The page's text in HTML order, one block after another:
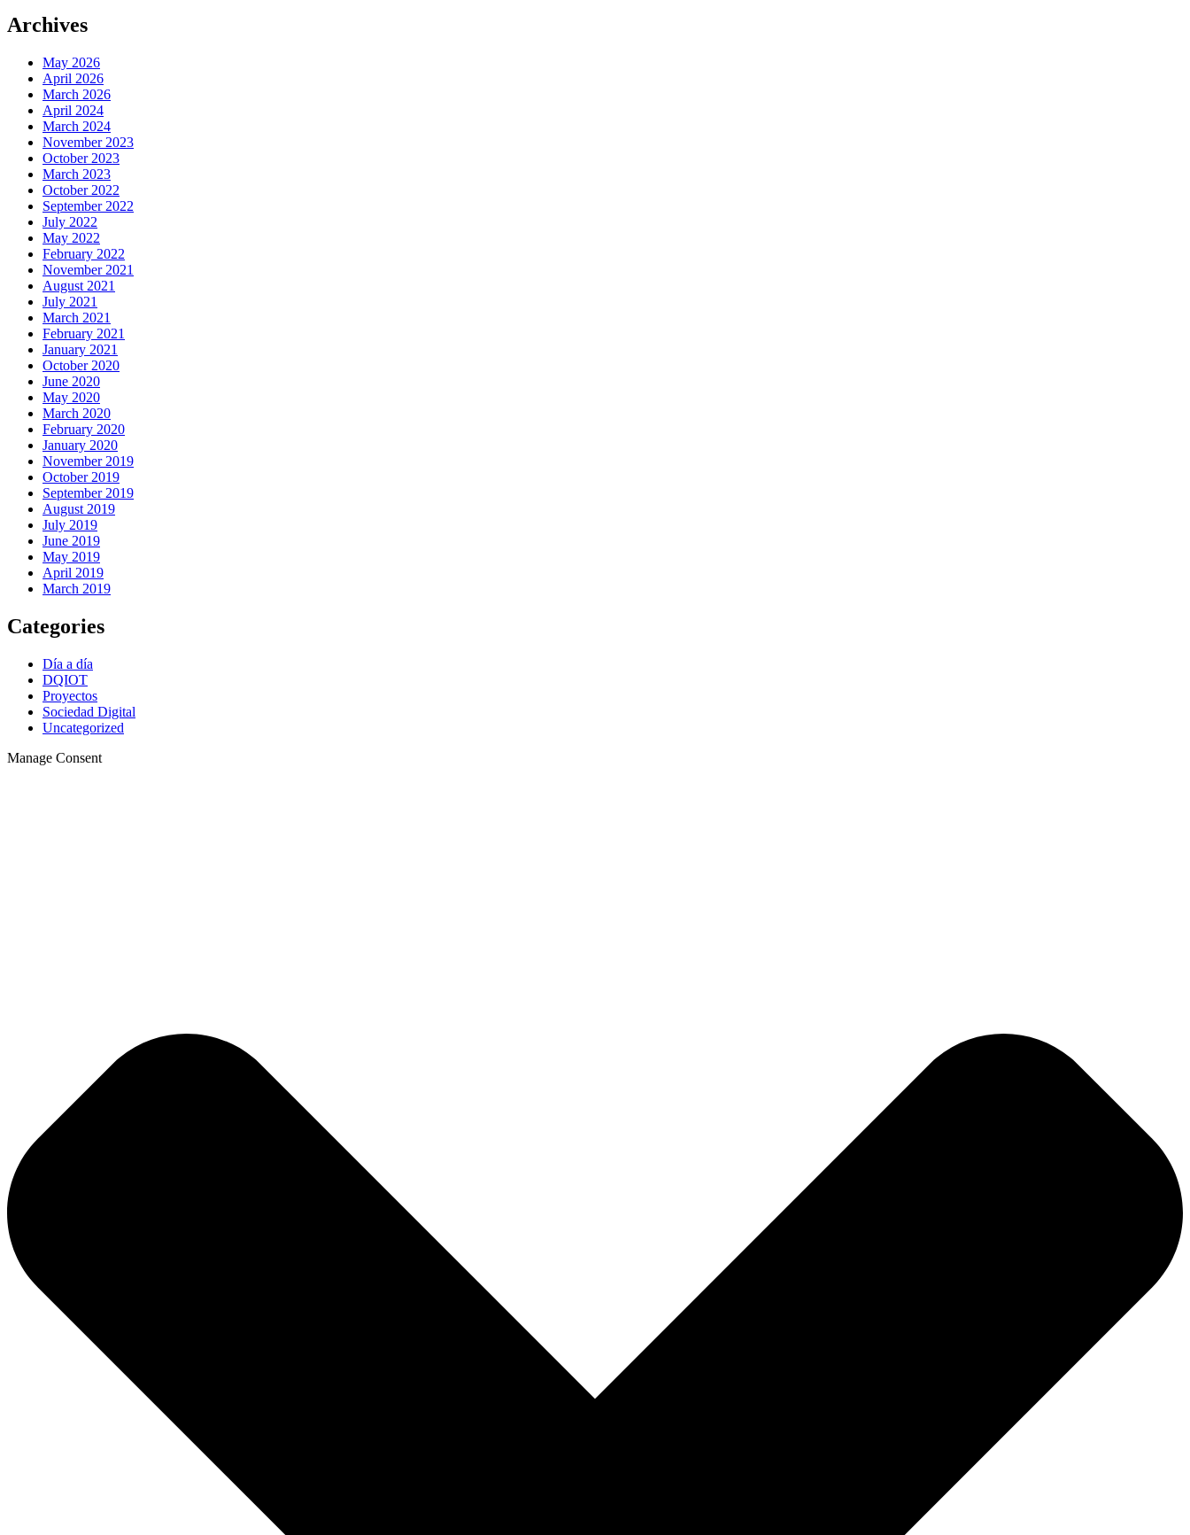
Archives
May 2026
April 2026
March 2026
April 2024
March 2024
November 2023
October 2023
March 2023
October 2022
September 2022
July 2022
May 2022
February 2022
November 2021
August 2021
July 2021
March 2021
February 2021
January 2021
October 2020
June 2020
May 2020
March 2020
February 2020
January 2020
November 2019
October 2019
September 2019
August 2019
July 2019
June 2019
May 2019
April 2019
March 2019
Categories
Día a día
DQIOT
Proyectos
Sociedad Digital
Uncategorized
Manage Consent